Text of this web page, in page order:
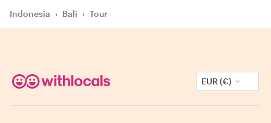
Indonesia › Bali › Tour
EUR (€)